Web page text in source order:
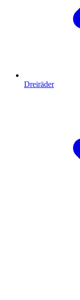
Dreiräder